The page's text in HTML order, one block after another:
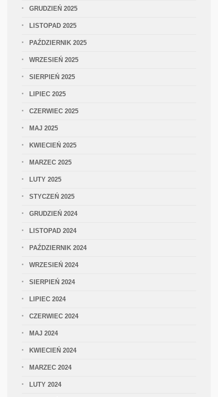
GRUDZIEŃ 2025
LISTOPAD 2025
PAŹDZIERNIK 2025
WRZESIEŃ 2025
SIERPIEŃ 2025
LIPIEC 2025
CZERWIEC 2025
MAJ 2025
KWIECIEŃ 2025
MARZEC 2025
LUTY 2025
STYCZEŃ 2025
GRUDZIEŃ 2024
LISTOPAD 2024
PAŹDZIERNIK 2024
WRZESIEŃ 2024
SIERPIEŃ 2024
LIPIEC 2024
CZERWIEC 2024
MAJ 2024
KWIECIEŃ 2024
MARZEC 2024
LUTY 2024